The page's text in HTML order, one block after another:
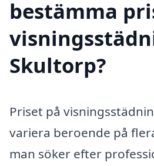
bestämma
Skultorp?
Priset på
variera beroende på
man söker efter